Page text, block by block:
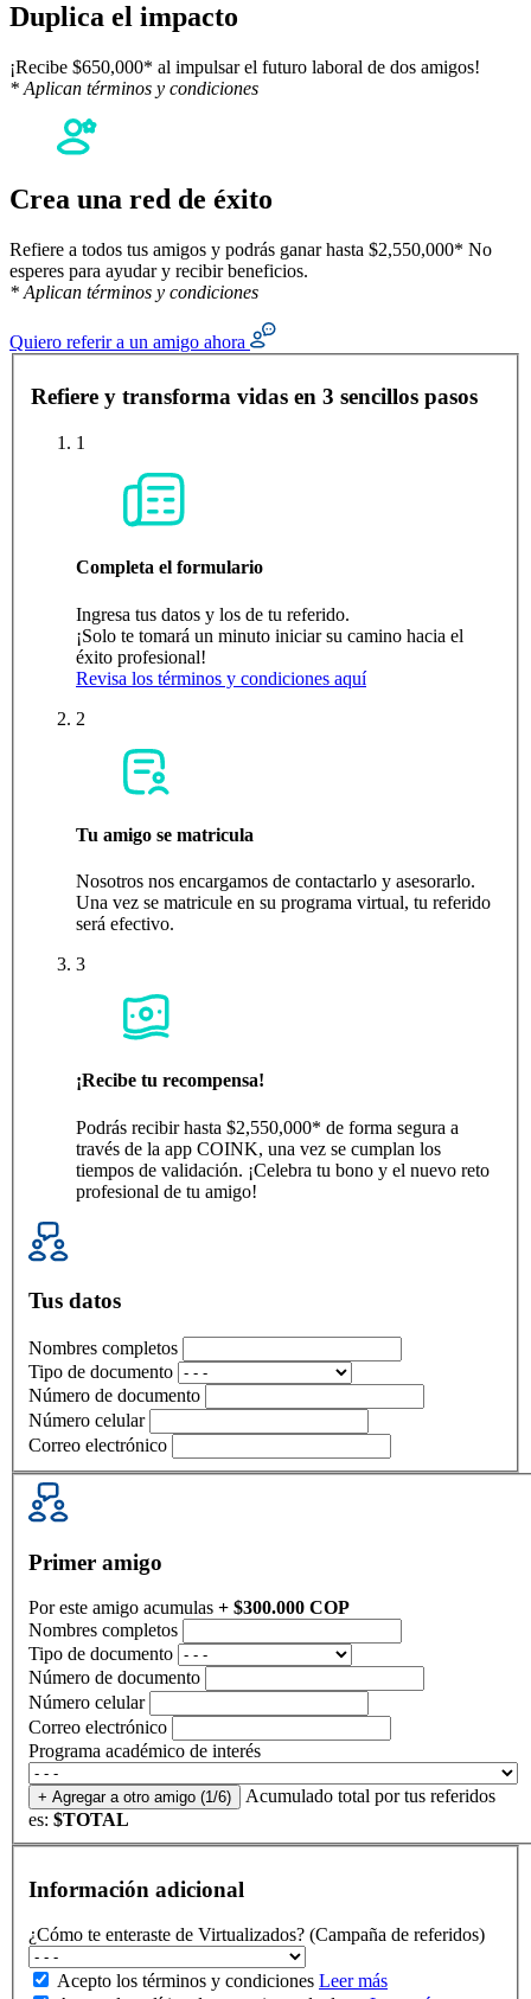
Duplica el impacto
¡Recibe $650,000* al impulsar el futuro laboral de dos amigos!
* Aplican términos y condiciones
Crea una red de éxito
Refiere a todos tus amigos y podrás ganar hasta $2,550,000* No
esperes para ayudar y recibir beneficios.
* Aplican términos y condiciones
Quiero referir a un amigo ahora
Refiere y transforma vidas en 3 sencillos pasos
1
Completa el formulario
Ingresa tus datos y los de tu referido.
¡Solo te tomará un minuto iniciar su camino hacia el
éxito profesional!
Revisa los términos y condiciones aquí
2
Tu amigo se matricula
Nosotros nos encargamos de contactarlo y asesorarlo.
Una vez se matricule en su programa virtual, tu referido
será efectivo.
3
¡Recibe tu recompensa!
Podrás recibir hasta $2,550,000* de forma segura a
través de la app COINK, una vez se cumplan los
tiempos de validación. ¡Celebra tu bono y el nuevo reto
profesional de tu amigo!
Tus datos
Nombres completos
Tipo de documento
Número de documento
Número celular
Correo electrónico
Primer amigo
Por este amigo acumulas + $300.000 COP
Nombres completos
Tipo de documento
Número de documento
Número celular
Correo electrónico
Programa académico de interés
+ Agregar a otro amigo (1/6)
Acumulado total por tus referidos
es: $TOTAL
Información adicional
¿Cómo te enteraste de Virtualizados? (Campaña de referidos)
Acepto los términos y condiciones Leer más